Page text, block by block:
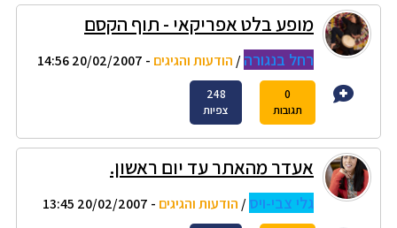
מופע בלט אפריקאי - תוף הקסם
רחל בנגורה/ הודעות והגיגים - 20/02/2007 14:56
0
תגובות
248
צפיות
אעדר מהאתר עד יום ראשון.
גלי צבי-ויס/ הודעות והגיגים - 20/02/2007 13:45